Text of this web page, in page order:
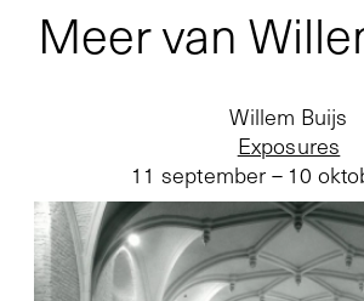
Meer van
Exposures
Willem Buijs
11 september – 10